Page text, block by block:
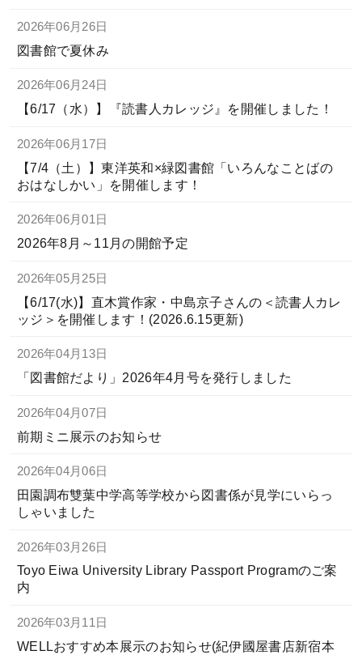
2026年06月26日
図書館で夏休み
2026年06月24日
【6/17（水）】『読書人カレッジ』を開催しました！
2026年06月17日
【7/4（土）】東洋英和×緑図書館「いろんなことばの
おはなしかい」を開催します！
2026年06月01日
2026年8月～11月の開館予定
2026年05月25日
【6/17(水)】直木賞作家・中島京子さんの＜読書人カレ
ッジ＞を開催します！(2026.6.15更新)
2026年04月13日
「図書館だより」2026年4月号を発行しました
2026年04月07日
前期ミニ展示のお知らせ
2026年04月06日
田園調布雙葉中学高等学校から図書係が見学にいらっ
しゃいました
2026年03月26日
Toyo Eiwa University Library Passport Programのご案
内
2026年03月11日
WELLおすすめ本展示のお知らせ(紀伊國屋書店新宿本